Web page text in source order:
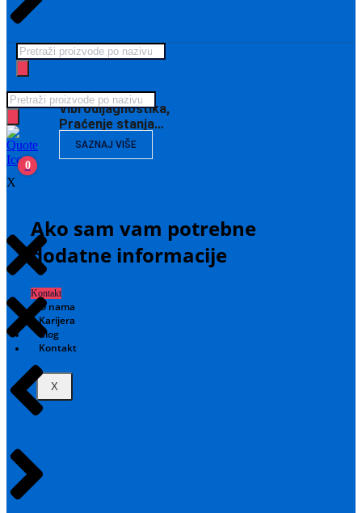
Vibrodijagnostika,
Praćenje stanja…
SAZNAJ VIŠE
Ako sam vam potrebne
dodatne informacije
Kontakt
O nama
Karijera
Blog
Kontakt
X
Products
search
Products
search
0
X